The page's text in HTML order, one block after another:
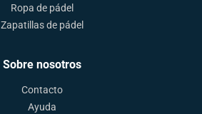
Ropa de pádel
Zapatillas de pádel
Sobre nosotros
Contacto
Ayuda